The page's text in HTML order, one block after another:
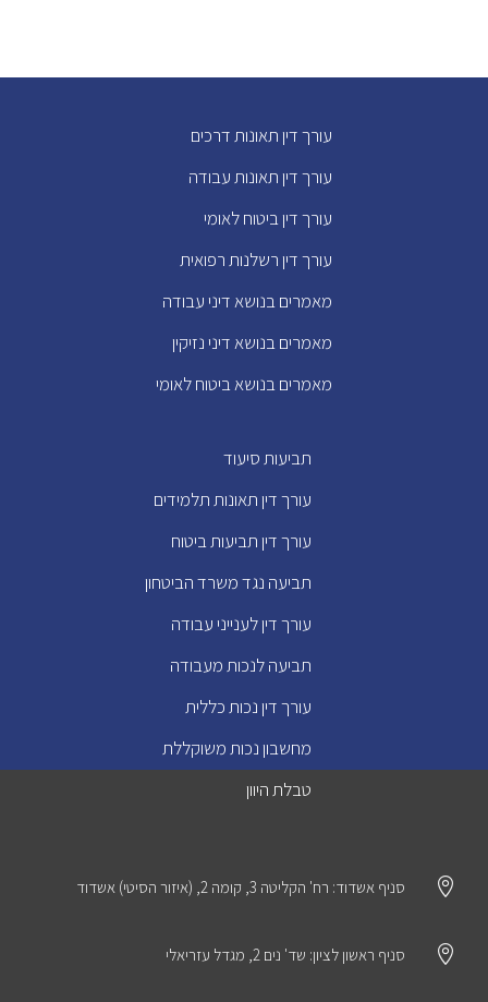
עורך דין תאונות דרכים
עורך דין תאונות עבודה
עורך דין ביטוח לאומי
עורך דין רשלנות רפואית
מאמרים בנושא דיני עבודה
מאמרים בנושא דיני נזיקין
מאמרים בנושא ביטוח לאומי
תביעות סיעוד
עורך דין תאונות תלמידים
עורך דין תביעות ביטוח
תביעה נגד משרד הביטחון
עורך דין לענייני עבודה
תביעה לנכות מעבודה
עורך דין נכות כללית
מחשבון נכות משוקללת
טבלת היוון
 סניף אשדוד: רח' הקליטה 3, קומה 2, (איזור הסיטי) אשדוד
 סניף ראשון לציון: שד' נים 2, מגדל עזריאלי